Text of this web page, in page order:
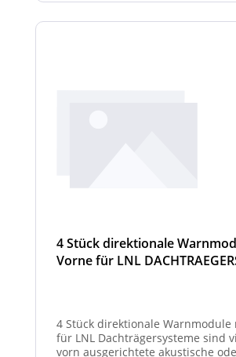
4 Stück direktionale
Vorne für LNL
4 Stück direktionale Warnmodule
für LNL Dachträgersysteme sind
vorn ausgerichtete akustische